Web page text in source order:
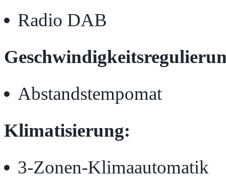
Radio DAB
Abstandstempomat
Klimatisierung:
3-Zonen-Klimaautomatik